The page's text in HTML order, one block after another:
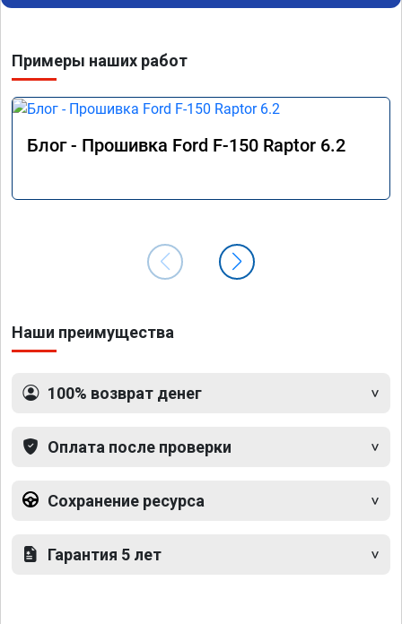
Примеры наших работ
Блог - Прошивка Ford F-150 Raptor 6.2
Наши преимущества
100% возврат денег
Оплата после проверки
Сохранение ресурса
Гарантия 5 лет